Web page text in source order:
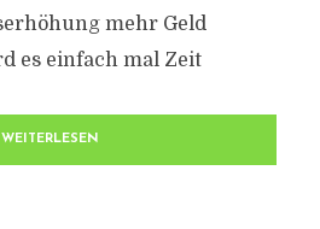
mehr Geld
es einfach mal Zeit
WEITERLESEN